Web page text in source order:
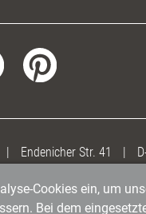
| Endenicher Str. 41 |
Cookies ein, um
Bei dem